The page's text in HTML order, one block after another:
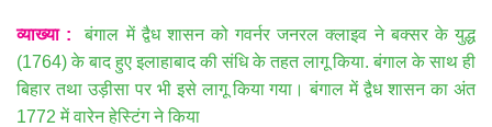
व्याख्या:
बंगाल में द्वैध शासन को गवर्नर जनरल क्लाइव ने बक्सर के युद्ध
(1764)के बाद हुए इलाहाबाद की संधि के तहत लागू किया.बंगाल के साथ ही
बिहार तथा उड़ीसा पर भी इसे लागू किया गया। बंगाल में द्वैध शासन का अंत
1772में वारेन हेस्टिंग ने किया